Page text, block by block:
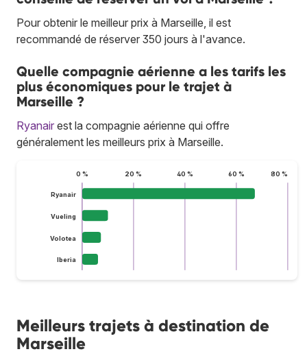
Pour obtenir le meilleur prix à Marseille, il est
recommandé de réserver 350 jours à l'avance.
Quelle compagnie aérienne a les tarifs les
plus économiques pour le trajet à
Marseille ?
Ryanair est la compagnie aérienne qui offre
généralement les meilleurs prix à Marseille.
0 % 20 % 40 % 60 % 80 %
Ryanair
Vueling
Volotea
Iberia
Meilleurs trajets à destination de
Marseille